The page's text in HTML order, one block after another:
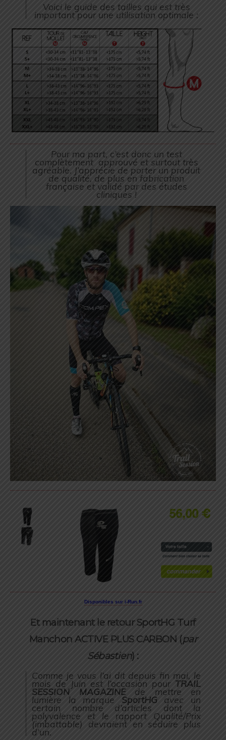
Voici le guide des tailles qui est très
important pour une utilisation optimale :
Pour ma part, c’est donc un test
complètement approuvé et surtout très
agréable. J’apprécie de porter un produit
de qualité, de plus en fabrication
française et validé par des études
cliniques !
Disponibles sur i-Run.fr
Et maintenant le retour SportHG Turf
Manchon ACTIVE PLUS CARBON (par
Sébastien) :
Comme je vous l’ai dit depuis fin mai, le
mois de Juin est l’occasion pour TRAIL
SESSION MAGAZINEde mettre en
lumière la marque SportHG avec un
certain nombre d’articles dont la
polyvalence et le rapport Qualité/Prix
(imbattable) devraient en séduire plus
d’un.